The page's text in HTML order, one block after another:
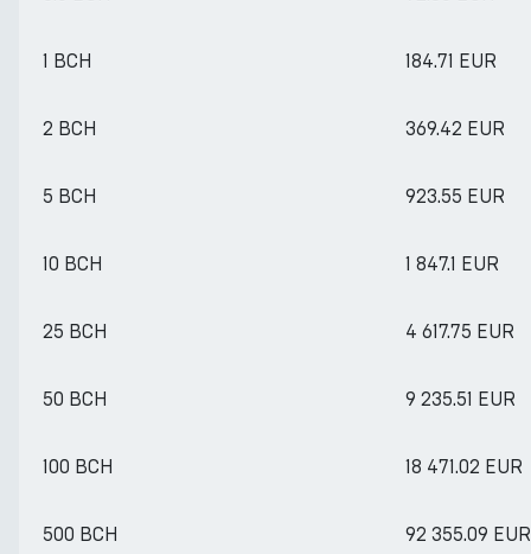
1 BCH 184.71 EUR
2 BCH 369.42 EUR
5 BCH 923.55 EUR
10 BCH 1 847.1 EUR
25 BCH 4 617.75 EUR
50 BCH 9 235.51 EUR
100 BCH 18 471.02 EUR
500 BCH 92 355.09 EUR